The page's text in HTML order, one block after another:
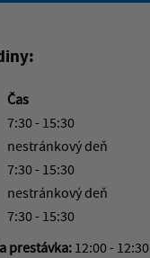
Čas
7:30 - 15:30
nestránkový deň
7:30 - 15:30
nestránkový deň
7:30 - 15:30
prestávka: 12:00 - 12:30